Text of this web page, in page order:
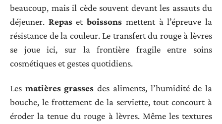
beaucoup, mais il cède souvent devant les assauts du
déjeuner. Repasetboissons mettent à l’épreuve la
résistance de la couleur. Le transfert du rouge à lèvres
se joue ici, sur la frontière fragile entre soins
cosmétiques et gestes quotidiens.
Les matières grasses des aliments, l’humidité de la
bouche, le frottement de la serviette, tout concourt à
éroder la tenue du rouge à lèvres. Même les textures